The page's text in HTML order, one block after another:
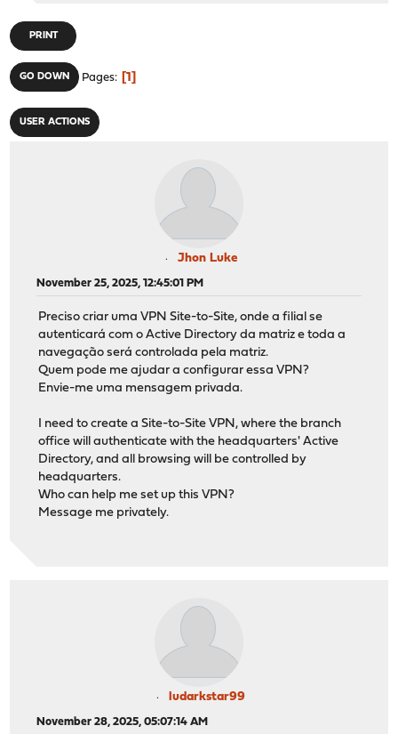
PRINT
GO DOWN Pages 1
USER ACTIONS
Jhon Luke
November 25, 2025, 12:45:01 PM
Preciso criar uma VPN Site-to-Site, onde a filial se
autenticará com o Active Directory da matriz e toda a
navegação será controlada pela matriz.
Quem pode me ajudar a configurar essa VPN?
Envie-me uma mensagem privada.
I need to create a Site-to-Site VPN, where the branch
office will authenticate with the headquarters' Active
Directory, and all browsing will be controlled by
headquarters.
Who can help me set up this VPN?
Message me privately.
ludarkstar99
November 28, 2025, 05:07:14 AM